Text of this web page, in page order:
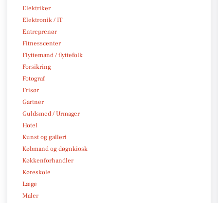
Elektriker
Elektronik / IT
Entreprenør
Fitnesscenter
Flyttemand / flyttefolk
Forsikring
Fotograf
Frisør
Gartner
Guldsmed / Urmager
Hotel
Kunst og galleri
Købmand og døgnkiosk
Køkkenforhandler
Køreskole
Læge
Maler